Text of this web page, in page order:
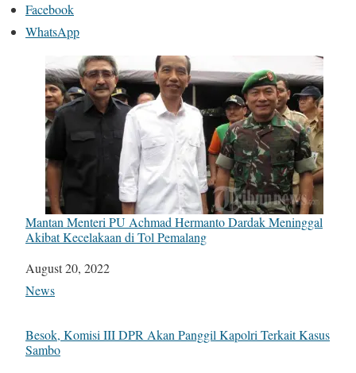
Facebook
WhatsApp
Mantan Menteri PU Achmad Hermanto Dardak Meninggal
Akibat Kecelakaan di Tol Pemalang
Date
August 20, 2022
In relation to
News
Besok, Komisi III DPR Akan Panggil Kapolri Terkait Kasus
Sambo